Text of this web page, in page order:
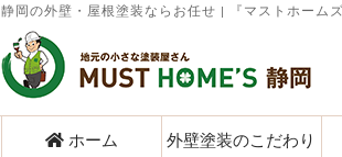
静岡の外壁・屋根塗装ならお任せ | 『マストホームズ
ホーム 外壁塗装のこだわり